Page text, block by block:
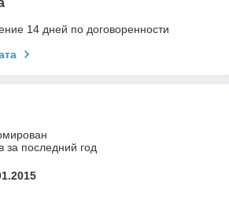
14 дней по договоренности
за последний год